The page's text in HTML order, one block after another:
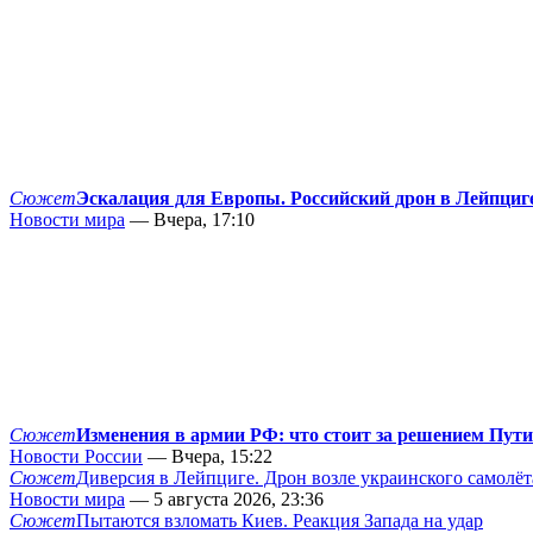
СюжетЭскалация для Европы. Российский дрон в
Новости мира — Вчера, 17:10
СюжетИзменения в армии РФ: что стоит за решением
Новости России — Вчера, 15:22
СюжетДиверсия в Лейпциге. Дрон возле украинского
Новости мира — 5 августа 2026, 23:36
СюжетПытаются взломать Киев. Реакция Запада на удар